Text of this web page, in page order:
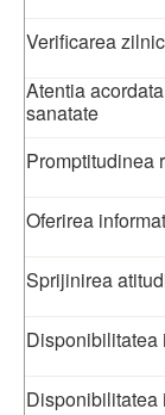
Verificarea
Atentia
sanatate
Promptitudinea
Oferirea
Sprijinirea
Disponibilitatea
Disponibilitatea